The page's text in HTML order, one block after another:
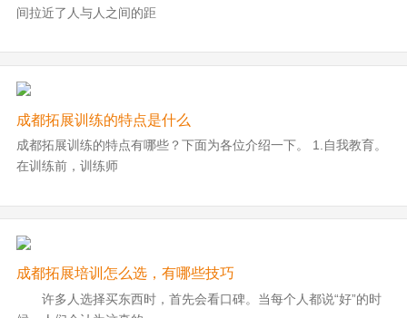
间拉近了人与人之间的距
成都拓展训练的特点是什么
成都拓展训练的特点有哪些？下面为各位介绍一下。 1.自我教育。
在训练前，训练师
成都拓展培训怎么选，有哪些技巧
许多人选择买东西时，首先会看口碑。当每个人都说“好”的时